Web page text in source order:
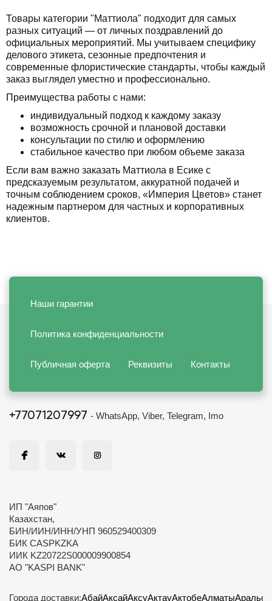
Товары категории "Маттиола" подходит для самых
разных ситуаций — от личных поздравлений до
официальных мероприятий. Мы учитываем специфику
делового этикета, сезонные предпочтения и
современные флористические стандарты, чтобы каждый
заказ выглядел уместно и профессионально.
Преимущества работы с нами:
индивидуальный подход к каждому заказу
возможность срочной и плановой доставки
консультации по стилю и оформлению
стабильное качество при любом объеме заказа
Если вам важно заказать Маттиола в Есике с
предсказуемым результатом, аккуратной подачей и
точным соблюдением сроков, «Империя Цветов» станет
надежным партнером для частных и корпоративных
клиентов.
Наши гарантии
Политика конфиденциальности
Публичная оферта Реквизиты Контакты
+77071207997 - WhatsApp, Viber, Telegram, Imo
ИП "Аяпов"
Казахстан,
БИН/ИИН/ИНН/УНП 960529400309
БИК CASPKZKA
ИИК KZ20722S000009900854
АО "KASPI BANK"
Города доставки:АбайАксайАксуАктауАктобеАлматыАральск